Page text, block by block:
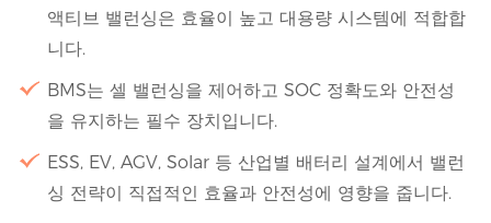
액티브 밸런싱은 효율이 높고 대용량 시스템에 적합합
니다.
BMS는 셀 밸런싱을 제어하고 SOC 정확도와 안전성
을 유지하는 필수 장치입니다.
ESS, EV, AGV, Solar 등 산업별 배터리 설계에서 밸런
싱 전략이 직접적인 효율과 안전성에 영향을 줍니다.